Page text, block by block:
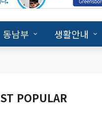
동남부 생활안내
POPULAR